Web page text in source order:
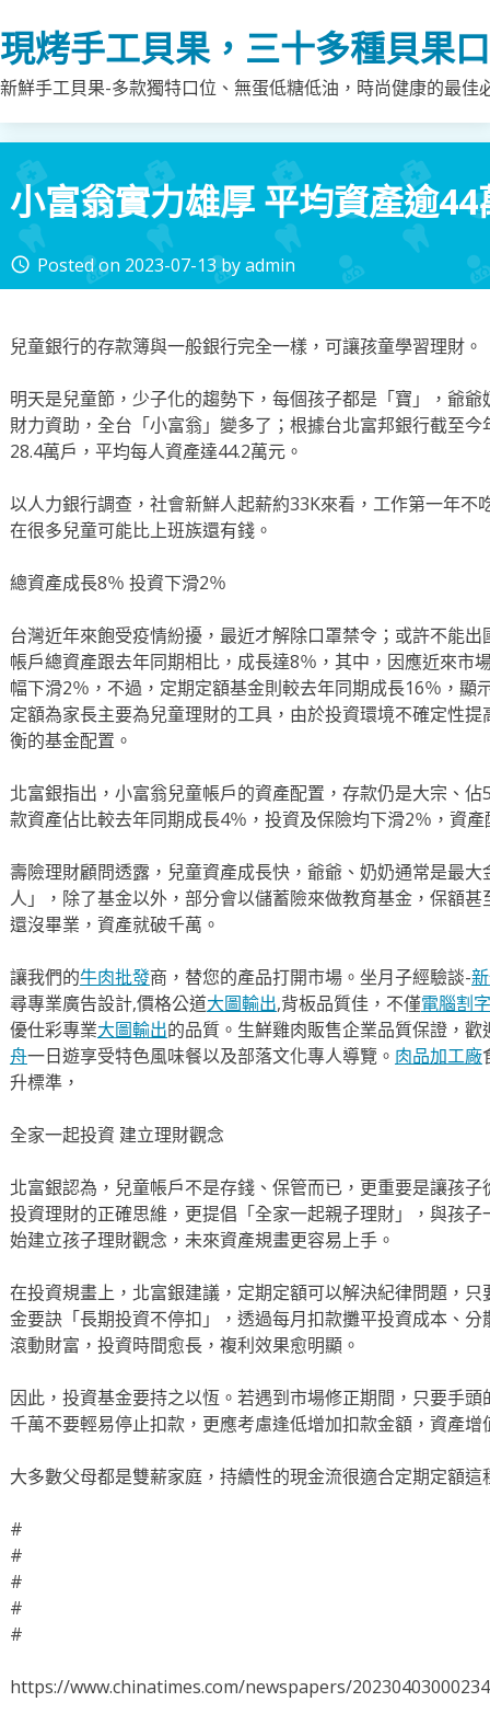
to
content
現烤手工貝果，三十多種貝果
新鮮手工貝果-多款獨特口位、無蛋低糖低油，時尚健康的最
小富翁實力雄厚 平均資產逾44
access_time Posted on 2023-07-13byadmin
兒童銀行的存款簿與一般銀行完全一樣，可讓孩童學習理財
明天是兒童節，少子化的趨勢下，每個孩子都是「寶」，爺
財力資助，全台「小富翁」變多了；根據台北富邦銀行截至
28.4萬戶，平均每人資產達44.2萬元。
以人力銀行調查，社會新鮮人起薪約33K來看，工作第一年不
在很多兒童可能比上班族還有錢。
總資產成長8％ 投資下滑2％
台灣近年來飽受疫情紛擾，最近才解除口罩禁令；或許不能
帳戶總資產跟去年同期相比，成長達8％，其中，因應近來市
幅下滑2％，不過，定期定額基金則較去年同期成長16％，顯
定額為家長主要為兒童理財的工具，由於投資環境不確定性
衡的基金配置。
北富銀指出，小富翁兒童帳戶的資產配置，存款仍是大宗、
款資產佔比較去年同期成長4％，投資及保險均下滑2％，資
壽險理財顧問透露，兒童資產成長快，爺爺、奶奶通常是最
人」，除了基金以外，部分會以儲蓄險來做教育基金，保額
還沒畢業，資產就破千萬。
讓我們的牛肉批發商，替您的產品打開市場。坐月子經驗談-
尋專業廣告設計,價格公道大圖輸出,背板品質佳，不僅電腦割字
優仕彩專業大圖輸出的品質。生鮮雞肉販售企業品質保證，歡
舟一日遊享受特色風味餐以及部落文化專人導覽。 肉品加工廠
升標準，
全家一起投資 建立理財觀念
北富銀認為，兒童帳戶不是存錢、保管而已，更重要是讓孩
投資理財的正確思維，更提倡「全家一起親子理財」，與孩
始建立孩子理財觀念，未來資產規畫更容易上手。
在投資規畫上，北富銀建議，定期定額可以解決紀律問題，
金要訣「長期投資不停扣」，透過每月扣款攤平投資成本、
滾動財富，投資時間愈長，複利效果愈明顯。
因此，投資基金要持之以恆。若遇到市場修正期間，只要手
千萬不要輕易停止扣款，更應考慮逢低增加扣款金額，資產
大多數父母都是雙薪家庭，持續性的現金流很適合定期定額
#
#
#
#
#
https://www.chinatimes.com/newspapers/